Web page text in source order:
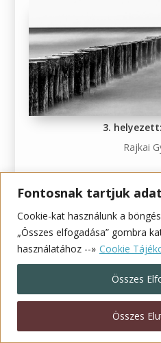
Fontosnak tartjuk
Cookie-kat használunk a
„Összes elfogadása” gombra
használatához --» Cookie
Összes
Összes
3.
Rajkai